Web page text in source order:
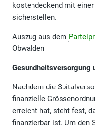
kostendeckend mit
sicherstellen.
Auszug aus dem
Obwalden
Gesundheitsversorgung
Nachdem die
finanzielle
erreicht hat, steht fest,
finanzierbar ist. Um den